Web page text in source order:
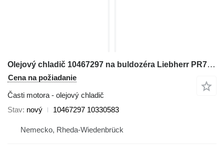
Olejový chladič 10467297 na buldozéra Liebherr PR736|PR76
Cena na požiadanie
Časti motora - olejový chladič
Stav nový 10467297 10330583
Nemecko, Rheda-Wiedenbrück